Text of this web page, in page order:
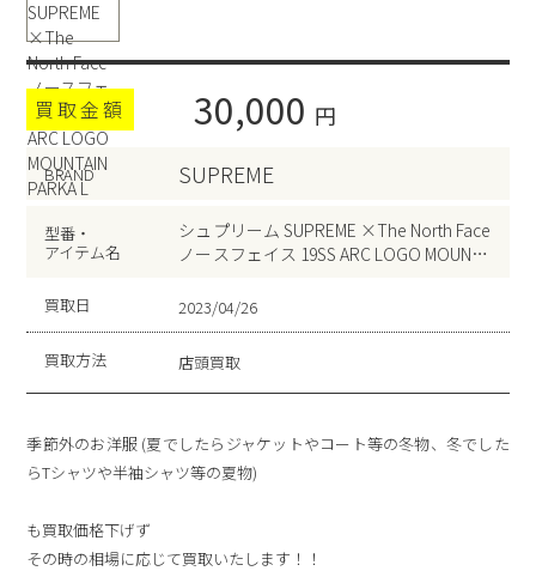
買取金額 30,000 円
BRAND SUPREME
型番・
アイテム名
シュプリーム SUPREME ×The North Face
ノースフェイス 19SS ARC LOGO MOUNTA
買取日 2023/04/26
買取方法 店頭買取
季節外のお洋服 (夏でしたらジャケットやコート等の冬物、冬でした
らTシャツや半袖シャツ等の夏物)
も買取価格下げず
その時の相場に応じて買取いたします！！